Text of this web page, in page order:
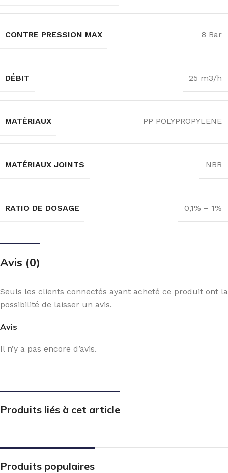
CONTRE PRESSION MAX 8 Bar
DÉBIT 25 m3/h
MATÉRIAUX PP POLYPROPYLENE
MATÉRIAUX JOINTS NBR
RATIO DE DOSAGE 0,1% – 1%
Avis (0)
Avis
Il n’y a pas encore d’avis.
Seuls les clients connectés ayant acheté ce produit ont la
possibilité de laisser un avis.
Produits liés à cet article
Produits populaires